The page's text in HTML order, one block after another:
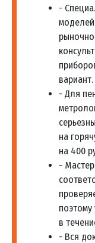
-
вариант.
- Для
на
на 400
-
поэтому
в
- Вся